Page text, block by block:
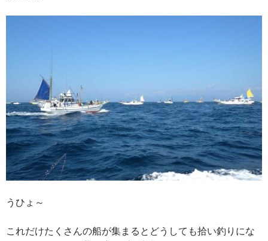
うひょ～
これだけたくさんの船が集まるとどうしても拾い釣りにな